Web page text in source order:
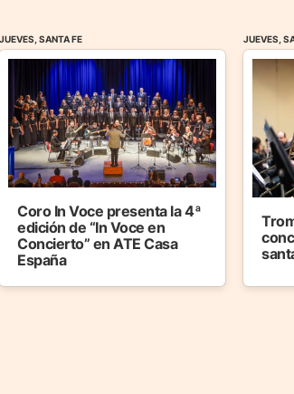
JUEVES, SANTA FE
Coro In Voce presenta la 4ª
edición de “In Voce en
Concierto” en ATE Casa
España
JUEVES,